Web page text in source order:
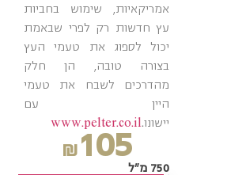
אמריקאיות, שימוש בחביות
עץ חדשות רק לפרי שבאמת
יכול לספוג את טעמי העץ
בצורה טובה, הן חלק
מהדרכים לשבח את טעמי
היין עם
יישונו.www.pelter.co.il
₪105
750 מ"ל